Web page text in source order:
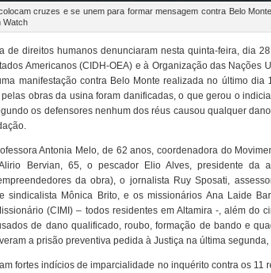
cruzes e se unem para formar mensagem contra Belo
Watch
de direitos humanos denunciaram nesta quinta-feira, dia
Americanos (CIDH-OEA) e à Organização das Nações
manifestação contra Belo Monte realizada no último
obras da usina foram danificadas, o que gerou o
os defensores nenhum dos réus causou qualquer
Antonia Melo, de 62 anos, coordenadora do
Bervian, 65, o pescador Elio Alves, presidente da
da obra), o jornalista Ruy Sposati,
sindicalista Mônica Brito, e os missionários Ana Laide
(CIMI) – todos residentes em Altamira -, além do
de dano qualificado, roubo, formação de bando e
a prisão preventiva pedida à Justiça na última segunda,
fortes indícios de imparcialidade no inquérito contra os